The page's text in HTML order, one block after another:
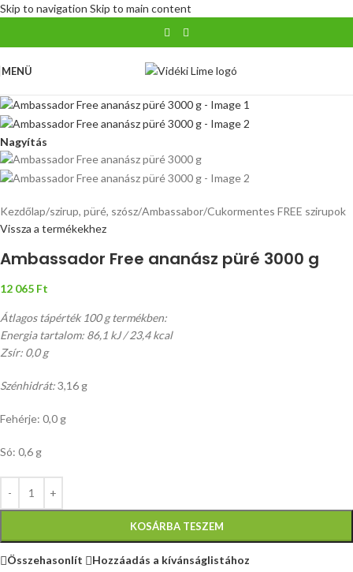
Skip to navigation Skip to main content
MENÜ
Nagyítás
Kezdőlap/szirup, püré, szósz/Ambassabor/Cukormentes FREE szirupok
Vissza a termékekhez
Ambassador Free ananász püré 3000 g
12 065 Ft
Átlagos tápérték 100 g termékben:
Energia tartalom: 86,1 kJ / 23,4 kcal
Zsír: 0,0 g
Szénhidrát:3,16 g
Fehérje: 0,0 g
Só: 0,6 g
KOSÁRBA TESZEM
Összehasonlít
Hozzáadás a kívánságlistához